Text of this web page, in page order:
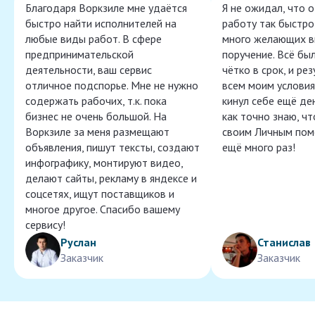
Благодаря Воркзиле мне удаётся
быстро найти исполнителей на
любые виды работ. В сфере
предпринимательской
деятельности, ваш сервис
отличное подспорье. Мне не нужно
содержать рабочих, т.к. пока
бизнес не очень большой. На
Воркзиле за меня размещают
объявления, пишут тексты, создают
инфографику, монтируют видео,
делают сайты, рекламу в яндексе и
соцсетях, ищут поставщиков и
многое другое. Спасибо вашему
сервису!
Руслан
Заказчик
Я не ожидал, что
работу так
много желающих
поручение. Всё
чётко в срок, и
всем моим
кинул себе ещё
как точно знаю,
своим Личным
ещё много раз!
Станислав
Заказчик